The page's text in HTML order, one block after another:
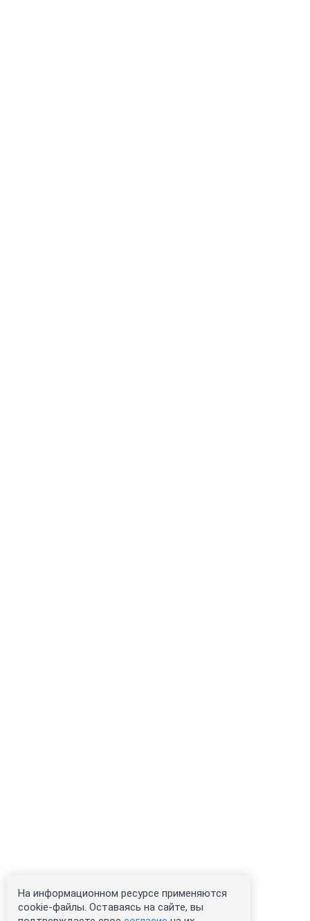
На информационном ресурсе применяются
cookie-файлы. Оставаясь на сайте, вы